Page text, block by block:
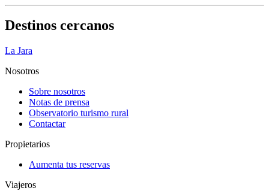
Destinos cercanos
La Jara
Nosotros
Sobre nosotros
Notas de prensa
Observatorio turismo rural
Contactar
Propietarios
Aumenta tus reservas
Viajeros